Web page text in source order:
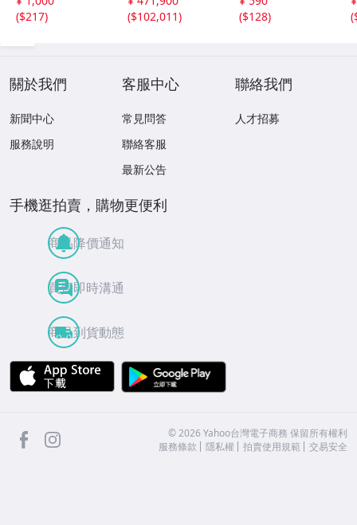
($217)
リング パープ
ル ゴールド金
($102,011)
($128)
(
關於我們
新聞中心
服務說明
客服中心
常見問答
聯絡客服
最新公告
聯絡我們
人才招募
手機逛拍賣，購物更便利
商品降價通知
買賣即時溝通
商品到貨動態
APP Store
facebook ©2026 Yahoo台灣電子商務 保留所有權利
服務條款
隱私權 拍賣使用規範 交易安全